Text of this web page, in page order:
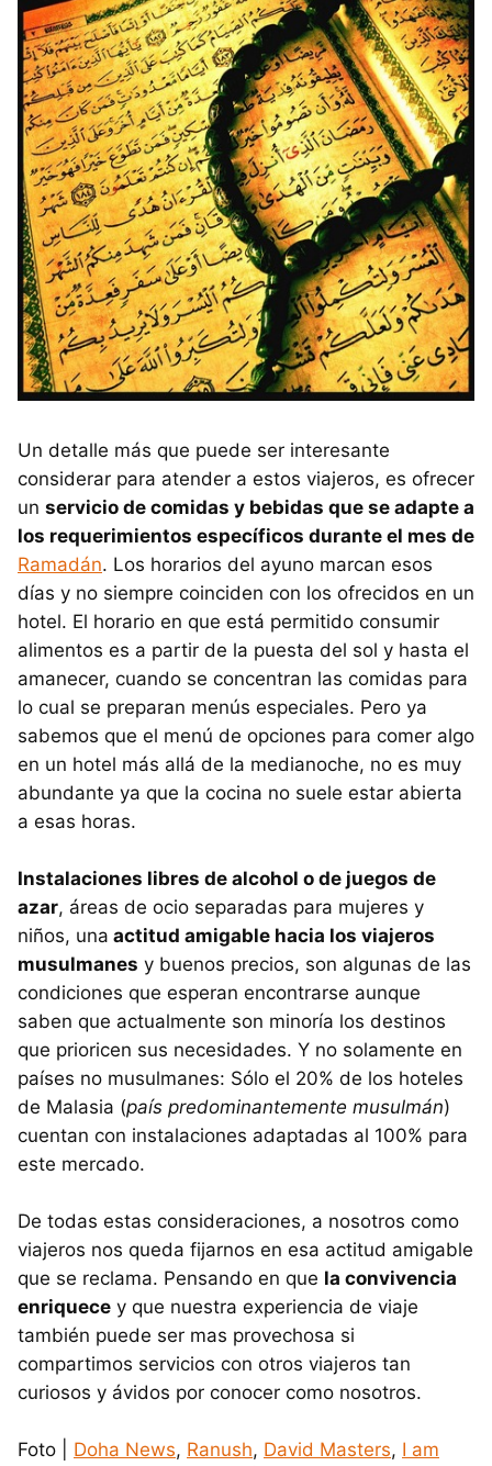
Un detalle más que puede ser interesante
considerar para atender a estos viajeros, es ofrecer
un servicio de comidas y bebidas que se adapte a
los requerimientos específicos durante el mes de
Ramadán. Los horarios del ayuno marcan esos
días y no siempre coinciden con los ofrecidos en un
hotel. El horario en que está permitido consumir
alimentos es a partir de la puesta del sol y hasta el
amanecer, cuando se concentran las comidas para
lo cual se preparan menús especiales. Pero ya
sabemos que el menú de opciones para comer algo
en un hotel más allá de la medianoche, no es muy
abundante ya que la cocina no suele estar abierta
a esas horas.
Instalaciones libres de alcohol o de juegos de
azar, áreas de ocio separadas para mujeres y
niños, una actitud amigable hacia los viajeros
musulmanes y buenos precios, son algunas de las
condiciones que esperan encontrarse aunque
saben que actualmente son minoría los destinos
que prioricen sus necesidades. Y no solamente en
países no musulmanes: Sólo el 20% de los hoteles
de Malasia (país predominantemente musulmán)
cuentan con instalaciones adaptadas al 100% para
este mercado.
De todas estas consideraciones, a nosotros como
viajeros nos queda fijarnos en esa actitud amigable
que se reclama. Pensando en que la convivencia
enriquece y que nuestra experiencia de viaje
también puede ser mas provechosa si
compartimos servicios con otros viajeros tan
curiosos y ávidos por conocer como nosotros.
Foto | Doha News, Ranush, David Masters, I am